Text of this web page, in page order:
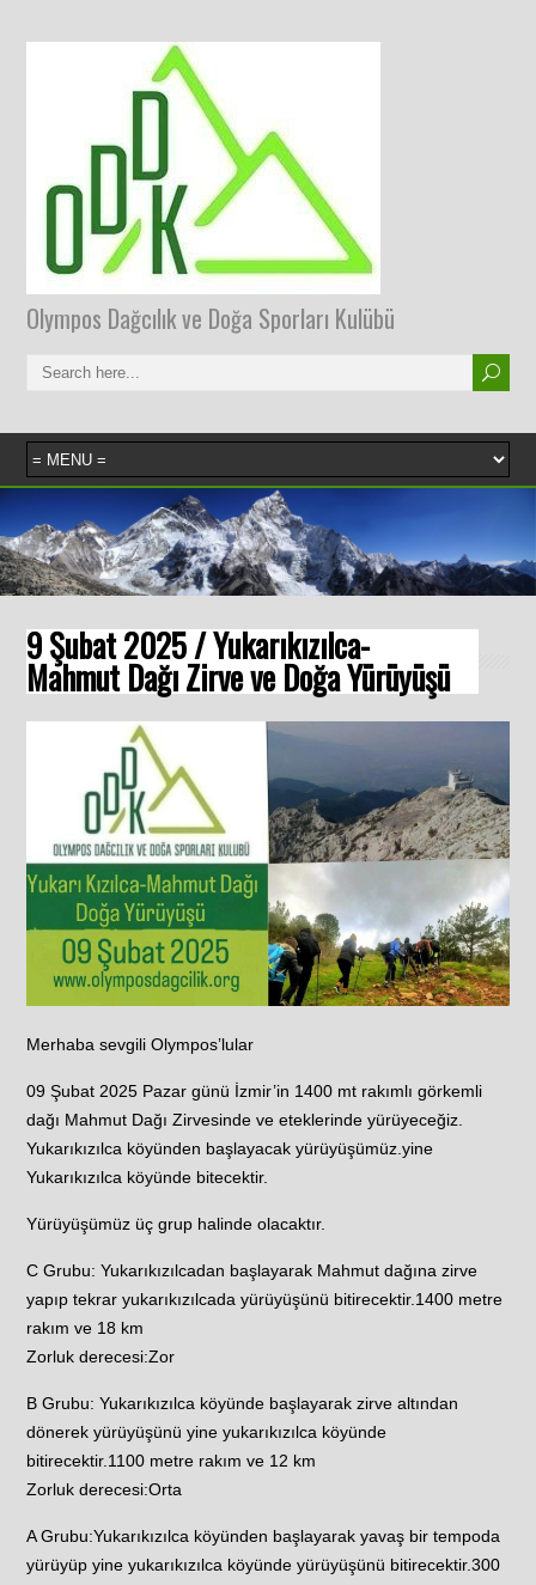
Olympos Dağcılık ve Doğa Sporları Kulübü
9 Şubat 2025 / Yukarıkızılca-
Mahmut Dağı Zirve ve Doğa Yürüyüşü
Merhaba sevgili Olympos’lular
09 Şubat 2025 Pazar günü İzmir’in 1400 mt rakımlı görkemli
dağı Mahmut Dağı Zirvesinde ve eteklerinde yürüyeceğiz.
Yukarıkızılca köyünden başlayacak yürüyüşümüz.yine
Yukarıkızılca köyünde bitecektir.
Yürüyüşümüz üç grup halinde olacaktır.
C Grubu: Yukarıkızılcadan başlayarak Mahmut dağına zirve
yapıp tekrar yukarıkızılcada yürüyüşünü bitirecektir.1400 metre
rakım ve 18 km
Zorluk derecesi:Zor
B Grubu: Yukarıkızılca köyünde başlayarak zirve altından
dönerek yürüyüşünü yine yukarıkızılca köyünde
bitirecektir.1100 metre rakım ve 12 km
Zorluk derecesi:Orta
A Grubu:Yukarıkızılca köyünden başlayarak yavaş bir tempoda
yürüyüp yine yukarıkızılca köyünde yürüyüşünü bitirecektir.300